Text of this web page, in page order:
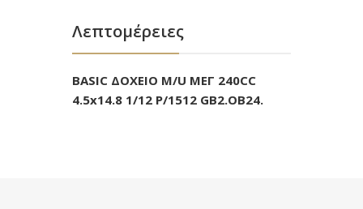
Λεπτομέρειες
BASIC ΔΟΧΕΙΟ M/U ΜΕΓ 240CC
4.5x14.8 1/12 P/1512 GB2.OB24.